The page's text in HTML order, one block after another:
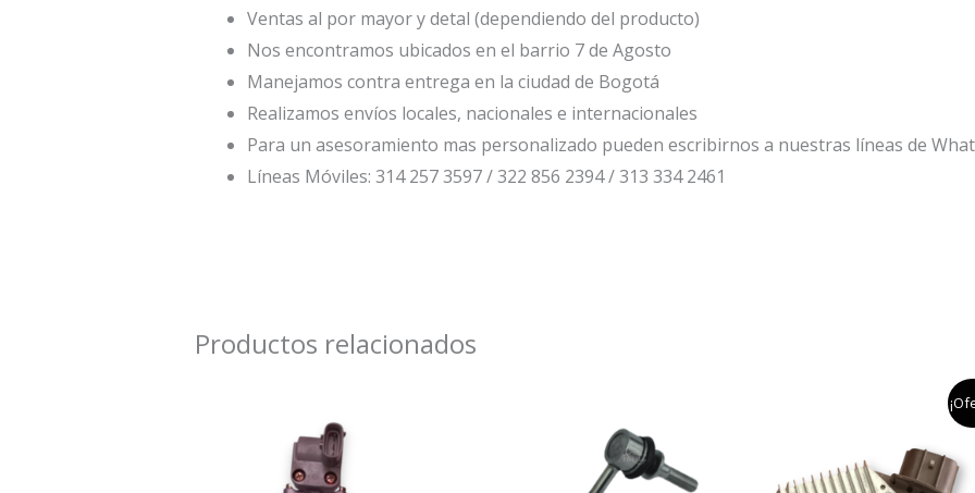
Ventas al por mayor y detal (dependiendo del producto)
Nos encontramos ubicados en el barrio 7 de Agosto
Manejamos contra entrega en la ciudad de Bogotá
Realizamos envíos locales, nacionales e internacionales
Para un asesoramiento mas personalizado pueden escribirnos a nuestras líneas de
Líneas Móviles: 314 257 3597 / 322 856 2394 / 313 334 2461
Productos relacionados
era:
$200,000.
el
es: